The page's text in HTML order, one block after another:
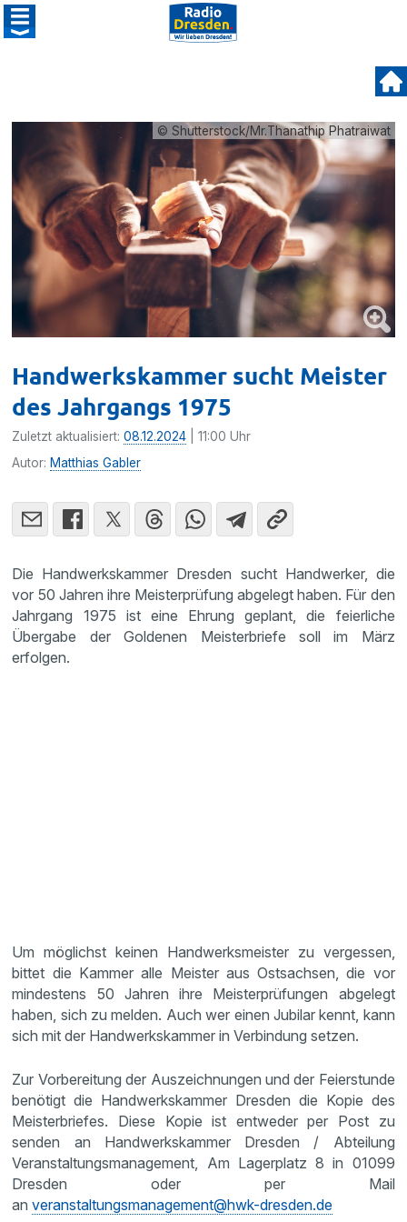
© Shutterstock/Mr.Thanathip Phatraiwat
Handwerkskammer sucht Meister
des Jahrgangs 1975
Zuletzt aktualisiert:08.12.2024 | 11:00 Uhr
Autor: Matthias Gabler
Die Handwerkskammer Dresden sucht Handwerker, die
vor 50 Jahren ihre Meisterprüfung abgelegt haben. Für den
Jahrgang 1975 ist eine Ehrung geplant, die feierliche
Übergabe der Goldenen Meisterbriefe soll im März
erfolgen.
Um möglichst keinen Handwerksmeister zu vergessen,
bittet die Kammer alle Meister aus Ostsachsen, die vor
mindestens 50 Jahren ihre Meisterprüfungen abgelegt
haben, sich zu melden. Auch wer einen Jubilar kennt, kann
sich mit der Handwerkskammer in Verbindung setzen.
Zur Vorbereitung der Auszeichnungen und der Feierstunde
benötigt die Handwerkskammer Dresden die Kopie des
Meisterbriefes. Diese Kopie ist entweder per Post zu
senden an Handwerkskammer Dresden / Abteilung
Veranstaltungsmanagement, Am Lagerplatz 8 in 01099
Dresden oder per Mail
anveranstaltungsmanagement@hwk-dresden.de